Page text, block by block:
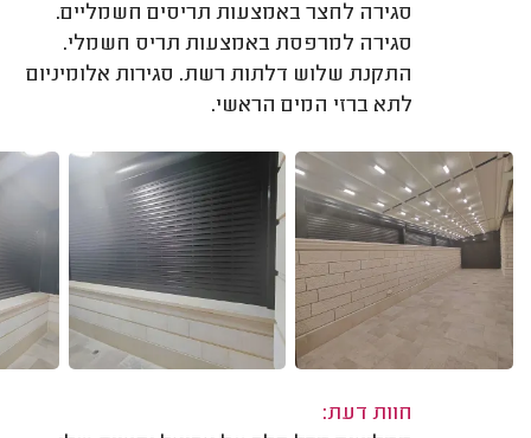
סגירה לחצר באמצעות תריסים חשמליים.
סגירה למרפסת באמצעות תריס חשמלי.
התקנת שלוש דלתות רשת. סגירות אלומיניום
לתא ברזי המים הראשי.
חוות דעת: